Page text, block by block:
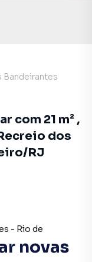
novas
Bandeirantes
com 21 m² ,
dos
RJ
- Rio de